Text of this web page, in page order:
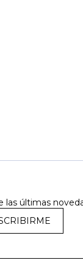
las últimas